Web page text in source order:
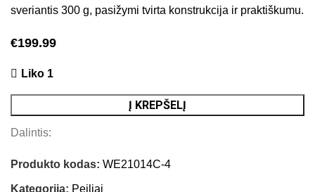
sveriantis 300 g, pasižymi tvirta konstrukcija ir praktiškumu.
€199.99
Liko 1
Į KREPŠELĮ
Dalintis:
Produkto kodas:WE21014C-4
Kategorija: Peiliai